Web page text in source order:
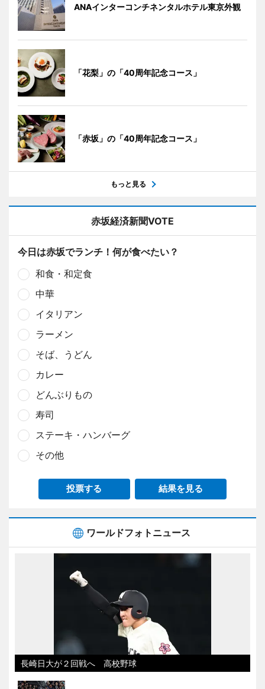
ANAインターコンチネンタルホテル東京外観
「花梨」の「40周年記念コース」
「赤坂」の「40周年記念コース」
もっと見る
赤坂経済新聞VOTE
今日は赤坂でランチ！何が食べたい？
和食・和定食
中華
イタリアン
ラーメン
そば、うどん
カレー
どんぶりもの
寿司
ステーキ・ハンバーグ
その他
投票する 結果を見る
ワールドフォトニュース
長崎日大が２回戦へ 高校野球